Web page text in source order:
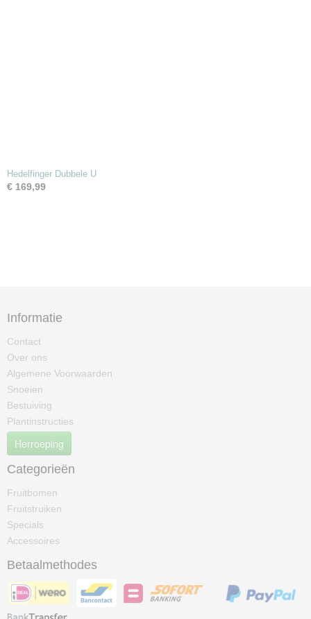
Hedelfinger Dubbele U
€ 169,99
Informatie
Contact
Over ons
Algemene Voorwaarden
Snoeien
Bestuiving
Plantinstructies
Herroeping
Categorieën
Fruitbomen
Fruitstruiken
Specials
Accessoires
Betaalmethodes